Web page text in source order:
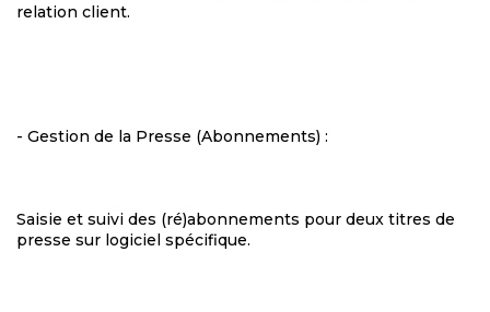
relation client.
- Gestion de la Presse (Abonnements) :
Saisie et suivi des (ré)abonnements pour deux titres de
presse sur logiciel spécifique.